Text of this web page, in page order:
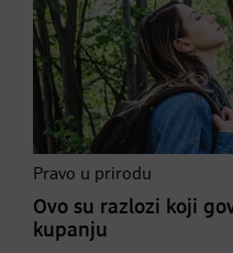
Pravo u prirodu
Ovo su razlozi koji
kupanju